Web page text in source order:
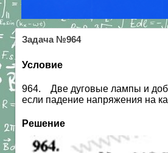
Задача №964
Условие
964. Две дуговые лампы и
если падение напряжения на
Решение